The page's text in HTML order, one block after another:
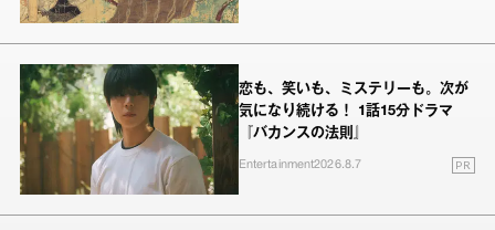
恋も、笑いも、ミステリーも。次が
気になり続ける！ 1話15分ドラマ
『バカンスの法則』
Entertainment2026.8.7 PR